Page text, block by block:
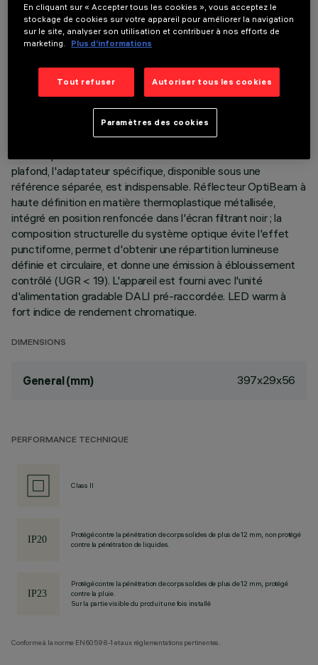
DONNÉES TECHNIQUES
DERNIÈRE MISE À JOUR: 07/08/2026
DESCRIPTION
Appareil miniaturisé encastrable linéaire à 15 éléments
optiques pour sources LED - optique fixe. Corps en
aluminium moulé sous pression ; version Minimal (sans cadre)
plafond, l'adaptateur spécifique, disponible sous une
référence séparée, est indispensable. Réflecteur OptiBeam à
haute définition en matière thermoplastique métallisée,
intégré en position renfoncée dans l'écran filtrant noir ; la
composition structurelle du système optique évite l'effet
punctiforme, permet d'obtenir une répartition lumineuse
définie et circulaire, et donne une émission à éblouissement
contrôlé (UGR < 19). L'appareil est fourni avec l'unité
d'alimentation gradable DALI pré-raccordée. LED warm à
fort indice de rendement chromatique.
DIMENSIONS
General (mm) 397x29x56
PERFORMANCE TECHNIQUE
Class II
Protégé contre la pénétration de corps solides de plus de 12 mm, non protégé
contre la pénétration de liquides.
Protégé contre la pénétration de corps solides de plus de 12 mm, protégé
contre la pluie.
Sur la partie visible du produit une fois installé
Conforme à la norme EN60598-1 et aux réglementations pertinentes.
En cliquant sur « Accepter tous les cookies », vous acceptez le
stockage de cookies sur votre appareil pour améliorer la navigation
sur le site, analyser son utilisation et contribuer à nos efforts de
marketing.
Plus d’informations
Tout refuser Autoriser tous les cookies
Paramètres des cookies